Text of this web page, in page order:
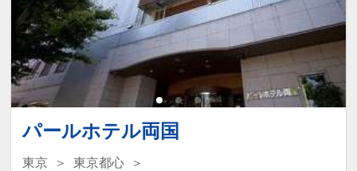
パールホテル両国
東京
東京都心